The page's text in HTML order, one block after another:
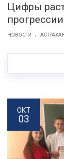
Цифры
НОВОСТИ .
ОКТ
03